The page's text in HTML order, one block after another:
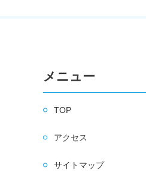
メニュー
TOP
アクセス
サイトマップ